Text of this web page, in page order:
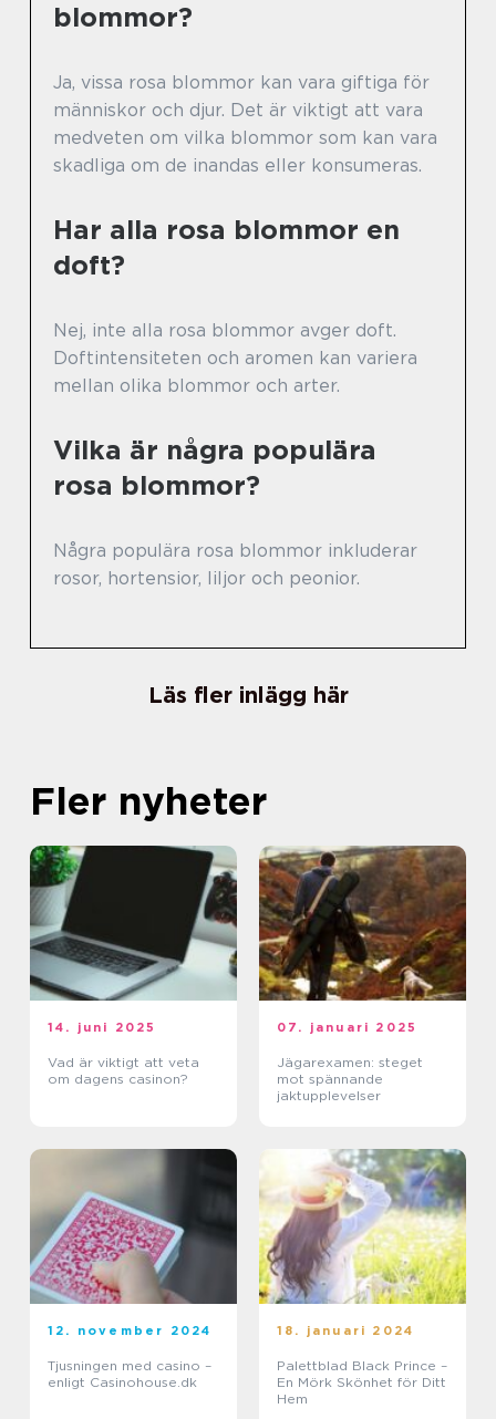
blommor?
Ja, vissa rosa blommor kan vara giftiga för
människor och djur. Det är viktigt att vara
medveten om vilka blommor som kan vara
skadliga om de inandas eller konsumeras.
Har alla rosa blommor en
doft?
Nej, inte alla rosa blommor avger doft.
Doftintensiteten och aromen kan variera
mellan olika blommor och arter.
Vilka är några populära
rosa blommor?
Några populära rosa blommor inkluderar
rosor, hortensior, liljor och peonior.
Läs fler inlägg här
Fler nyheter
14. juni 2025
Vad är viktigt att veta
om dagens casinon?
07. januari 2025
Jägarexamen: steget
mot spännande
jaktupplevelser
12. november 2024
Tjusningen med casino –
enligt Casinohouse.dk
18. januari 2024
Palettblad Black Prince –
En Mörk Skönhet för Ditt
Hem